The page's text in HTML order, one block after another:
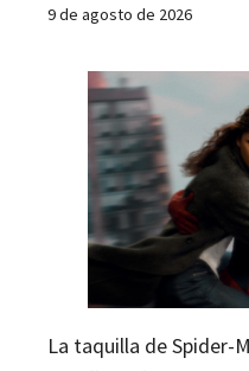
9 de agosto de 2026
La taquilla de Spider-